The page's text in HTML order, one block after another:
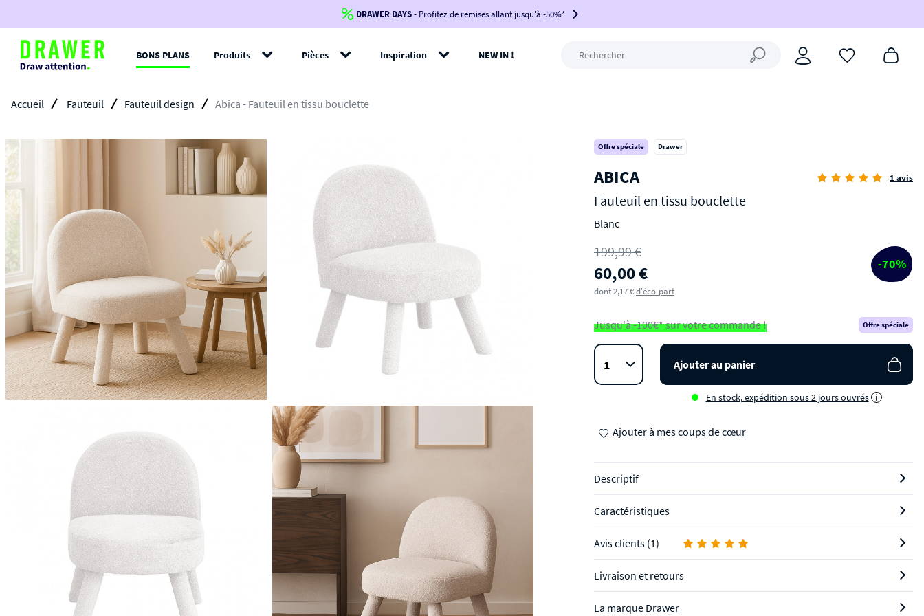
Jusqu'à-100€*sur votre commande !
BIKINI100
-voir conditions en bas de page-
DRAWER DAYS- Profitez de remises allant jusqu'à -50%*
BONS PLANS Produits Pièces Inspiration NEW IN !
Accueil Fauteuil Fauteuil design Abica - Fauteuil en tissu bouclette
Offre spéciale Drawer
ABICA
Fauteuil en tissu bouclette
1 avis
Blanc
199,99 €
60,00 € -70%
dont 2,17 €d'éco-part
Jusqu'à -100€* sur votre commande ! Offre spéciale
Ajouter au panier
En stock, expédition sous 2 jours ouvrés i
Ajouter à mes coups de cœur
Descriptif
Caractéristiques
Avis clients (1)
Livraison et retours
La marque Drawer